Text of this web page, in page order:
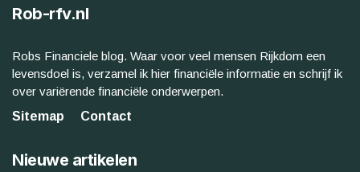
Rob-rfv.nl
Robs Financiele blog. Waar voor veel mensen Rijkdom een
levensdoel is, verzamel ik hier financiële informatie en schrijf ik
over variërende financiële onderwerpen.
Sitemap
Contact
Nieuwe artikelen